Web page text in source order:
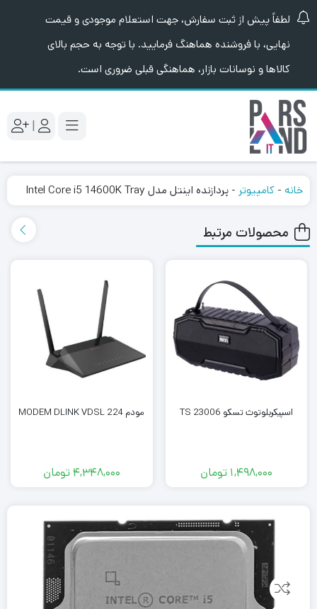
لطفاً پیش از ثبت سفارش، جهت استعلام موجودی و قیمت
نهایی، با فروشنده هماهنگ فرمایید. با توجه به حجم بالای
کالاها و نوسانات بازار، هماهنگی قبلی ضروری است.
|
خانه - کامپیوتر - پردازنده اینتل مدل Intel Core i5 14600K Tray
محصولات مرتبط
اسپیکربلوتوث تسکو TS 23006
1,498,000 تومان
مودم MODEM DLINK VDSL 224
4,348,000 تومان